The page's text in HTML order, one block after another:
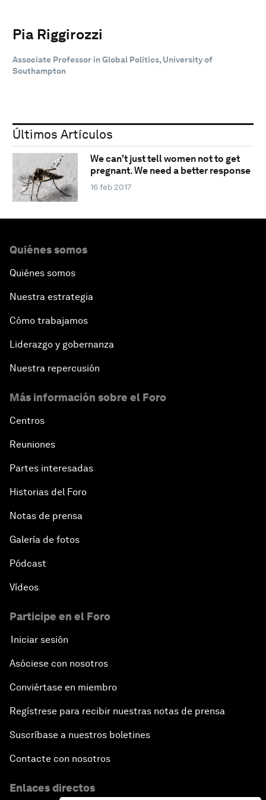
Pia Riggirozzi
Associate Professor in Global Politics, University of
Southampton
Últimos Artículos
We can't just tell women not to get
pregnant. We need a better response
16 feb 2017
Quiénes somos
Quiénes somos
Nuestra estrategia
Cómo trabajamos
Liderazgo y gobernanza
Nuestra repercusión
Más información sobre el Foro
Centros
Reuniones
Partes interesadas
Historias del Foro
Notas de prensa
Galería de fotos
Pódcast
Vídeos
Participe en el Foro
Iniciar sesión
Asóciese con nosotros
Conviértase en miembro
Regístrese para recibir nuestras notas de prensa
Suscríbase a nuestros boletines
Contacte con nosotros
Enlaces directos